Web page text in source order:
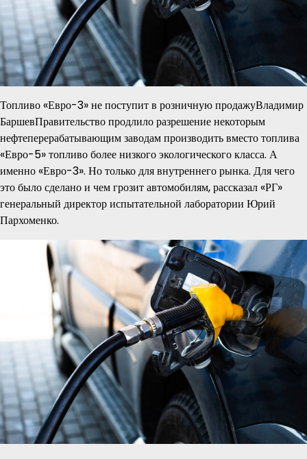
Топливо «Евро-3» не поступит в розничную продажуВладимир
БаршевПравительство продлило разрешение некоторым
нефтеперерабатывающим заводам производить вместо топлива
«Евро-5» топливо более низкого экологического класса. А
именно «Евро-3». Но только для внутреннего рынка. Для чего
это было сделано и чем грозит автомобилям, рассказал «РГ»
генеральный директор испытательной лаборатории Юрий
Пархоменко.